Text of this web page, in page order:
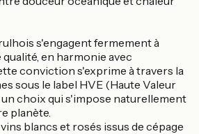
s'engagent fermement à
qualité, en harmonie avec
conviction s'exprime à travers la
sous le label HVE (Haute Valeur
un choix qui s'impose naturellement
planète.
vins blancs et rosés issus de cépage